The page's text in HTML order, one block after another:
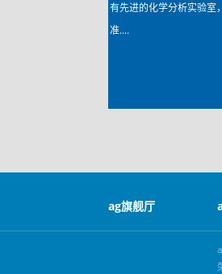
有先进的化学分析实验室
准....
ag旗舰厅